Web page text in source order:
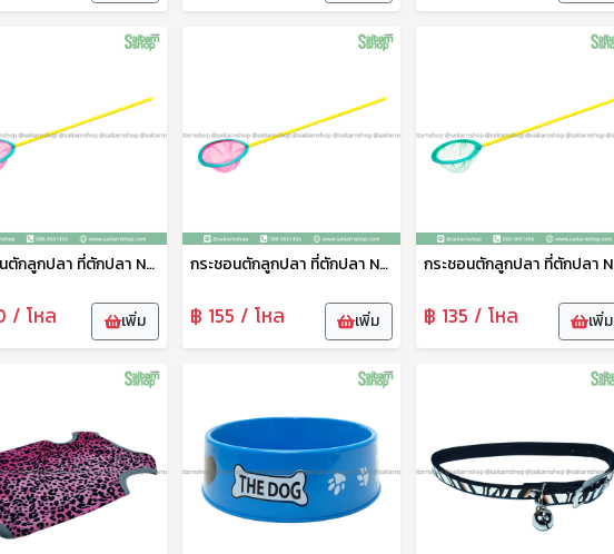
กระชอนตักลูกปลา ที่ตักปลา No.7 111
/ โหล เพิ่ม
กระชอนตักลูกปลา ที่ตักปลา No.6 111
฿ 155 / โหล เพิ่ม
กระช
฿ 135 / โหล เพิ่ม